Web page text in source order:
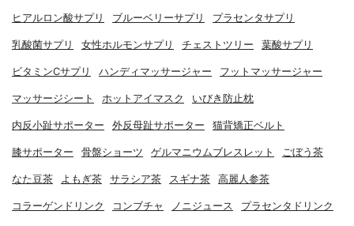
ヒアルロン酸サプリ ブルーベリーサプリ プラセンタサプリ
乳酸菌サプリ 女性ホルモンサプリ チェストツリー 葉酸サプリ
ビタミンCサプリ ハンディマッサージャー フットマッサージャー
マッサージシート ホットアイマスク いびき防止枕
内反小趾サポーター 外反母趾サポーター 猫背矯正ベルト
膝サポーター 骨盤ショーツ ゲルマニウムブレスレット ごぼう茶
なた豆茶 よもぎ茶 サラシア茶 スギナ茶 高麗人参茶
コラーゲンドリンク コンブチャ ノニジュース プラセンタドリンク